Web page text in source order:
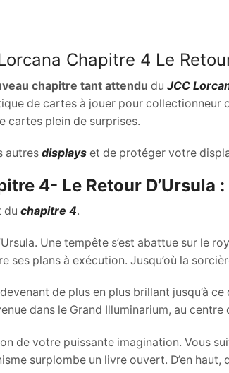
Chapitre 4 Le
chapitre tant attendu du JCC
de cartes à jouer pour
cartes plein de surprises.
autres displays et de protéger votre
4- Le Retour D’Ursula :
du chapitre 4.
Une tempête s’est abattue sur le
ses plans à exécution. Jusqu’où la
de plus en plus brillant jusqu’à
dans le Grand Illuminarium, au centre
de votre puissante imagination. Vous
surplombe un livre ouvert. D’en